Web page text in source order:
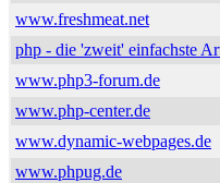
www.freshmeat.net
php - die 'zweit' einfachste
www.php3-forum.de
www.php-center.de
www.dynamic-webpages.de
www.phpug.de